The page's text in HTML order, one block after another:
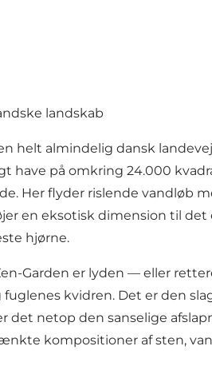
landskab
helt almindelig dansk
have på omkring 24.000
Her flyder rislende vandløb
en eksotisk dimension til
hjørne.
Garden er lyden — eller
kvidren. Det er den
det netop den sanselige
kompositioner af sten,